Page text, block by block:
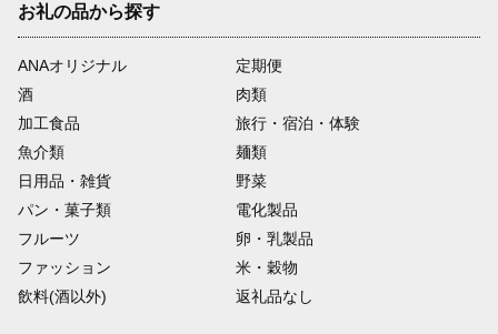
お礼の品から探す
ANAオリジナル
定期便
酒
肉類
加工食品
旅行・宿泊・体験
魚介類
麺類
日用品・雑貨
野菜
パン・菓子類
電化製品
フルーツ
卵・乳製品
ファッション
米・穀物
飲料(酒以外)
返礼品なし